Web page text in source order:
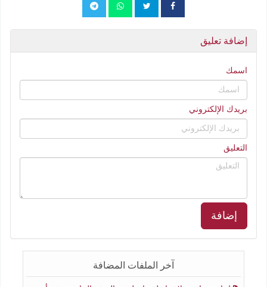
إضافة تعليق
اسمك
بريدك الإلكتروني
التعليق
إضافة
آخر الملفات المضافة